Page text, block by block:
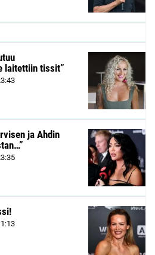
laitettiin tissit”
ja Ahdin